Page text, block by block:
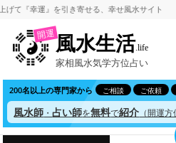
コ
ツ
へ
ス
『幸運』を引き寄せる、幸せ風水サイト
開運風水生活.life
家相風水気学方位占い
200名以上の専門家から ご相談 ご依頼
風水師 ・占い師を無料で紹介 （開運